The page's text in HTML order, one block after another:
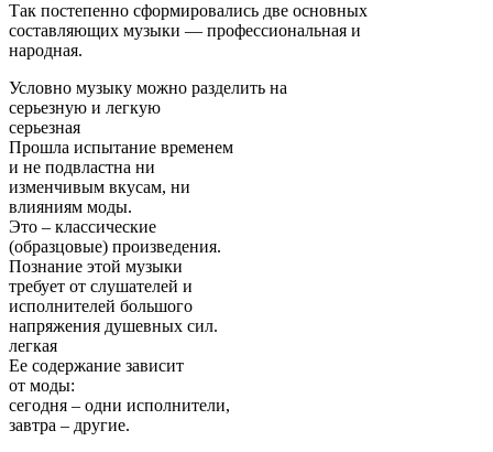
Так постепенно сформировались две основных
составляющих музыки — профессиональная и
народная.
Условно музыку можно разделить на
серьезную и легкую
серьезная
Прошла испытание временем
и не подвластна ни
изменчивым вкусам, ни
влияниям моды.
Это – классические
(образцовые) произведения.
Познание этой музыки
требует от слушателей и
исполнителей большого
напряжения душевных сил.
легкая
Ее содержание зависит
от моды:
сегодня – одни исполнители,
завтра – другие.